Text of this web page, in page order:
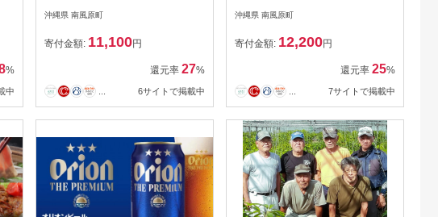
%
中
ダにやさしい自然派カフ
育て良品
沖縄県 南風原町
寄付金額: 11,100円
還元率 27%
6サイトで掲載中
（3,000円分）
沖縄県 南風原町
寄付金額: 12,200円
還元率 25%
7サイトで掲載中